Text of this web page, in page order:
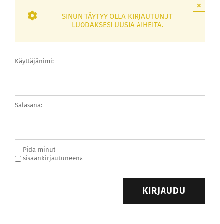
×
SINUN TÄYTYY OLLA KIRJAUTUNUT
LUODAKSESI UUSIA AIHEITA.
Käyttäjänimi:
Salasana:
Pidä minut
sisäänkirjautuneena
KIRJAUDU